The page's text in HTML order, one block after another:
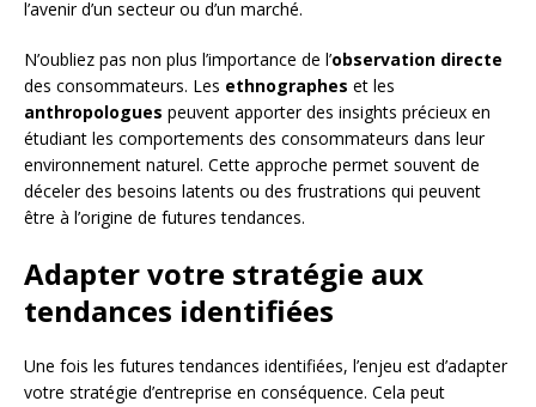
l’avenir d’un secteur ou d’un marché.
N’oubliez pas non plus l’importance de l’observation directe
des consommateurs. Les ethnographes et les
anthropologues peuvent apporter des insights précieux en
étudiant les comportements des consommateurs dans leur
environnement naturel. Cette approche permet souvent de
déceler des besoins latents ou des frustrations qui peuvent
être à l’origine de futures tendances.
Adapter votre stratégie aux
tendances identifiées
Une fois les futures tendances identifiées, l’enjeu est d’adapter
votre stratégie d’entreprise en conséquence. Cela peut